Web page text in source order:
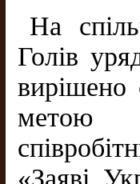
На
Голів
вирішено
метою
«Заяві